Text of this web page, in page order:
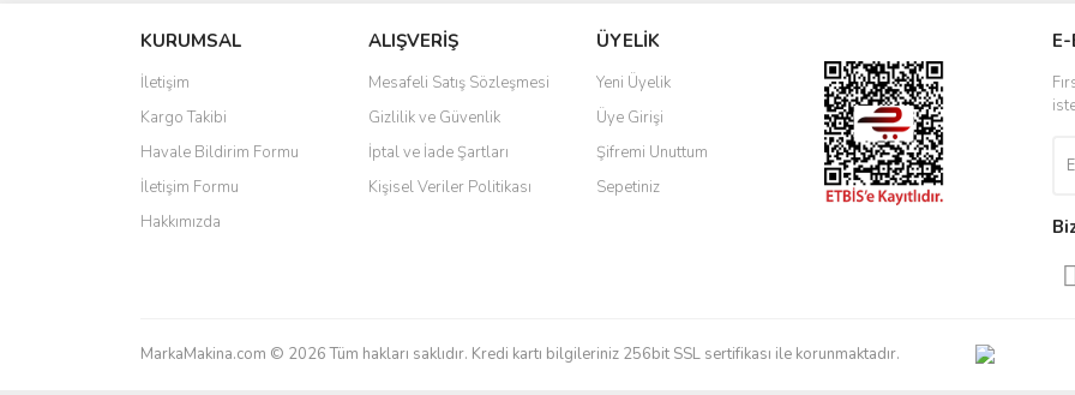
Yorum Yaz
Ürün resmi kalitesiz, bozuk veya görüntülenemiyor.
Ürün açıklamasında eksik bilgiler bulunuyor.
Ürün bilgilerinde hatalar bulunuyor.
Ürün fiyatı diğer sitelerden daha pahalı.
Bu ürüne benzer farklı alternatifler olmalı.
KURUMSAL
İletişim
Kargo Takibi
Havale Bildirim Formu
İletişim Formu
Hakkımızda
ALIŞVERİŞ
Mesafeli Satış Sözleşmesi
Gizlilik ve Güvenlik
İptal ve İade Şartları
Kişisel Veriler Politikası
ÜYELİK
Yeni Üyelik
Üye Girişi
Şifremi Unuttum
Sepetiniz
MarkaMakina.com © 2026 Tüm hakları saklıdır. Kredi kartı bilgileriniz 256bit SSL sertifikası ile korunmaktadır.